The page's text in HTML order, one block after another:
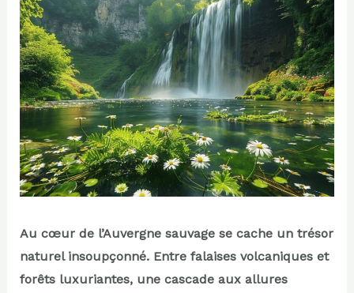
Au cœur de l’Auvergne sauvage se cache un trésor
naturel insoupçonné. Entre falaises volcaniques et
forêts luxuriantes, une cascade aux allures